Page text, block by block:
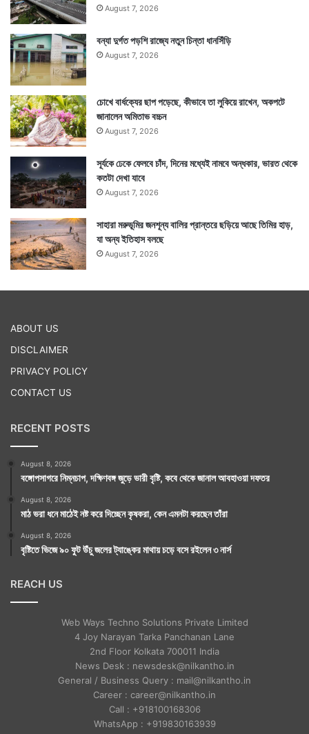
August 7, 2026
বন্যা দুর্গত পড়শি রাজ্যে নতুন চিন্তা ধানসিঁড়ি
August 7, 2026
চোখে বার্ধক্যের ছাপ পড়েছে, কীভাবে তা লুকিয়ে রাখেন, অকপটে
জানালেন অমিতাভ বচ্চন
August 7, 2026
সূর্যকে ঢেকে ফেলবে চাঁদ, দিনের মধ্যেই নামবে অন্ধকার, ভারত থেকে
কতটা দেখা যাবে
August 7, 2026
সাহারা মরুভূমির জনশূন্য বালির প্রান্তরে ছড়িয়ে আছে তিমির হাড়,
যা অন্য ইতিহাস বলছে
August 7, 2026
ABOUT US
DISCLAIMER
PRIVACY POLICY
CONTACT US
RECENT POSTS
August 8, 2026
বঙ্গোপসাগরে নিম্নচাপ, দক্ষিণবঙ্গ জুড়ে ভারী বৃষ্টি, কবে থেকে জানাল আবহাওয়া দফতর
August 8, 2026
মাঠ ভরা ধনে মাঠেই নষ্ট করে দিচ্ছেন কৃষকরা, কেন এমনটা করছেন তাঁরা
August 8, 2026
বৃষ্টিতে ভিজে ৯০ ফুট উঁচু জলের ট্যাঙ্কের মাথায় চড়ে বসে রইলেন ৩ নার্স
REACH US
Web Ways Techno Solutions Private Limited
4 Joy Narayan Tarka Panchanan Lane
2nd Floor Kolkata 700011 India
News Desk : newsdesk@nilkantho.in
General / Business Query : mail@nilkantho.in
Career : career@nilkantho.in
Call : +918100168306
WhatsApp : +919830163939